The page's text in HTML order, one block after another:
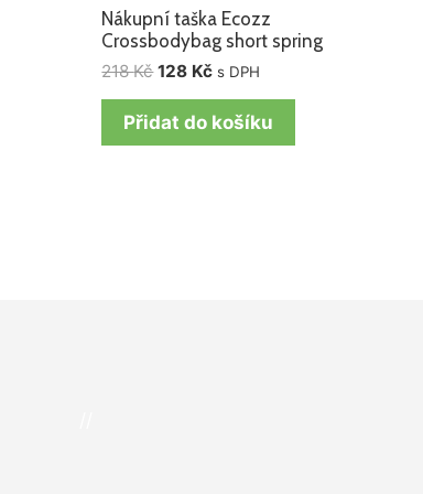
Nákupní taška Ecozz
Crossbodybag short spring
218Kč 128 Kč s DPH
Přidat do košíku